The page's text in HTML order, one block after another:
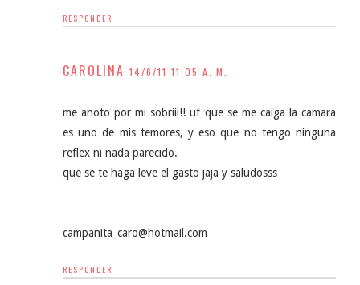
RESPONDER
CAROLINA 14/6/11 11:05 A. M.
me anoto por mi sobriii!! uf que se me caiga la camara
es uno de mis temores, y eso que no tengo ninguna
reflex ni nada parecido.
que se te haga leve el gasto jaja y saludosss
campanita_caro@hotmail.com
RESPONDER